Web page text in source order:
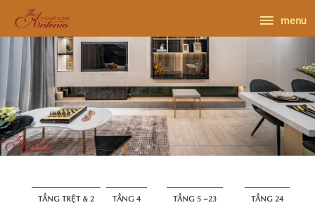
content
menu
menu
TẦNG TRỆT & 2 TẦNG 4 TẦNG 5 ~23 TẦNG 24